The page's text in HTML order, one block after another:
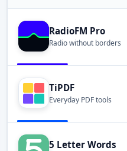
RadioFM Pro
Radio without borders
TiPDF
Everyday PDF tools
5 Letter Words